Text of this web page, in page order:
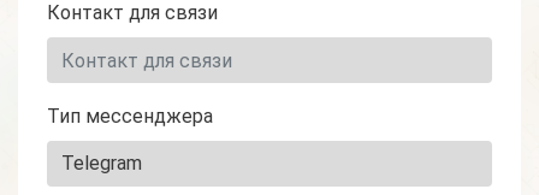
Контакт для связи
Тип мессенджера